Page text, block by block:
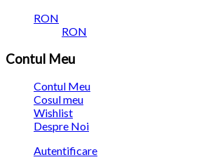
RON
RON
Contul Meu
Contul Meu
Cosul meu
Wishlist
Despre Noi
Autentificare